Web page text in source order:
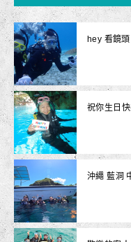
hey 看鏡頭
祝你生日
沖繩 藍洞